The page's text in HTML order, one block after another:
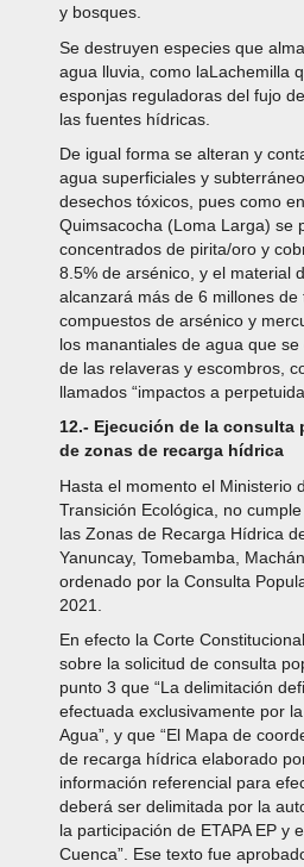
y bosques.
Se destruyen especies que
agua lluvia, como laLachemilla
esponjas reguladoras del fujo
las fuentes hídricas.
De igual forma se alteran y
agua superficiales y
desechos tóxicos, pues como
Quimsacocha (Loma Larga) se
concentrados de pirita/oro y
8.5% de arsénico, y el material
alcanzará más de 6 millones de
compuestos de arsénico y
los manantiales de agua que
de las relaveras y escombros,
llamados “impactos a
12.- Ejecución de la consulta
de zonas de recarga hídrica
Hasta el momento el Ministerio
Transición Ecológica, no
las Zonas de Recarga Hídrica
Yanuncay, Tomebamba,
ordenado por la Consulta
2021.
En efecto la Corte
sobre la solicitud de consulta
punto 3 que “La delimitación
efectuada exclusivamente por
Agua”, y que “El Mapa de
de recarga hídrica elaborado
información referencial para
deberá ser delimitada por la
la participación de ETAPA EP y
Cuenca”. Ese texto fue